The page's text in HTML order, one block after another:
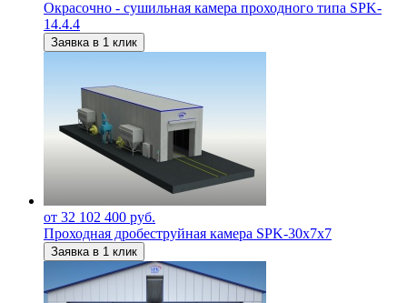
Окрасочно - сушильная камера проходного типа SPK-
14.4.4
Заявка в 1 клик
от 32 102 400 руб.
Проходная дробеструйная камера SPK-30х7х7
Заявка в 1 клик